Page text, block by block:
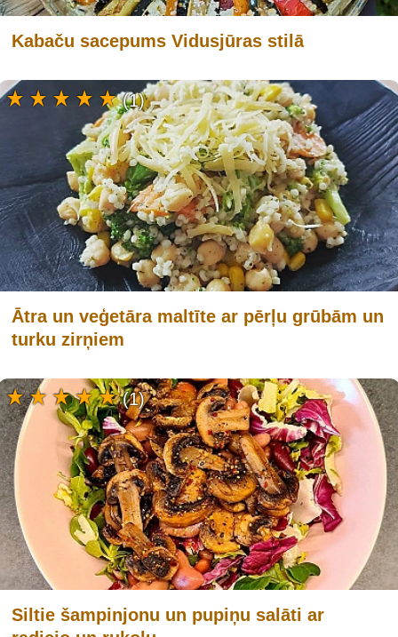
Kabaču sacepums Vidusjūras stilā
Ātra un veģetāra maltīte ar pērļu grūbām un
turku zirņiem
(1)
Siltie šampinjonu un pupiņu salāti ar
(1)